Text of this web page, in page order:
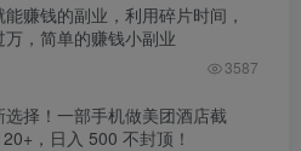
赚钱的副业，利用碎片时间，
万，简单的赚钱小副业
3587
择！一部手机做美团酒店截
，日入 500 不封顶！